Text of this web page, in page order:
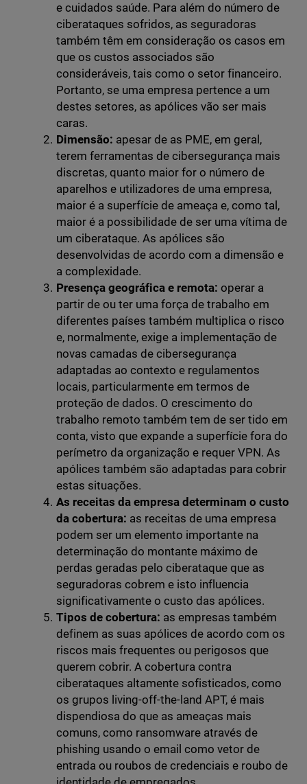
e cuidados saúde. Para além do número de
ciberataques sofridos, as seguradoras
também têm em consideração os casos em
que os custos associados são
consideráveis, tais como o setor financeiro.
Portanto, se uma empresa pertence a um
destes setores, as apólices vão ser mais
caras.
Dimensão: apesar de as PME, em geral,
terem ferramentas de cibersegurança mais
discretas, quanto maior for o número de
aparelhos e utilizadores de uma empresa,
maior é a superfície de ameaça e, como tal,
maior é a possibilidade de ser uma vítima de
um ciberataque. As apólices são
desenvolvidas de acordo com a dimensão e
a complexidade.
Presença geográfica e remota: operar a
partir de ou ter uma força de trabalho em
diferentes países também multiplica o risco
e, normalmente, exige a implementação de
novas camadas de cibersegurança
adaptadas ao contexto e regulamentos
locais, particularmente em termos de
proteção de dados. O crescimento do
trabalho remoto também tem de ser tido em
conta, visto que expande a superfície fora do
perímetro da organização e requer VPN. As
apólices também são adaptadas para cobrir
estas situações.
As receitas da empresa determinam o custo
da cobertura: as receitas de uma empresa
podem ser um elemento importante na
determinação do montante máximo de
perdas geradas pelo ciberataque que as
seguradoras cobrem e isto influencia
significativamente o custo das apólices.
Tipos de cobertura: as empresas também
definem as suas apólices de acordo com os
riscos mais frequentes ou perigosos que
querem cobrir. A cobertura contra
ciberataques altamente sofisticados, como
os grupos living-off-the-land APT, é mais
dispendiosa do que as ameaças mais
comuns, como ransomware através de
phishing usando o email como vetor de
entrada ou roubos de credenciais e roubo de